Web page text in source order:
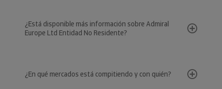
¿Está disponible más información sobre Admiral
Europe Ltd Entidad No Residente?
¿En qué mercados está compitiendo y con quién?